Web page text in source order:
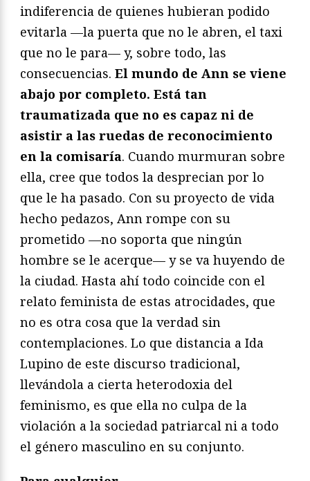
indiferencia de quienes hubieran podido
evitarla —la puerta que no le abren, el taxi
que no le para— y, sobre todo, las
consecuencias. El mundo de Ann se viene
abajo por completo. Está tan
traumatizada que no es capaz ni de
asistir a las ruedas de reconocimiento
en la comisaría. Cuando murmuran sobre
ella, cree que todos la desprecian por lo
que le ha pasado. Con su proyecto de vida
hecho pedazos, Ann rompe con su
prometido —no soporta que ningún
hombre se le acerque— y se va huyendo de
la ciudad. Hasta ahí todo coincide con el
relato feminista de estas atrocidades, que
no es otra cosa que la verdad sin
contemplaciones. Lo que distancia a Ida
Lupino de este discurso tradicional,
llevándola a cierta heterodoxia del
feminismo, es que ella no culpa de la
violación a la sociedad patriarcal ni a todo
el género masculino en su conjunto.